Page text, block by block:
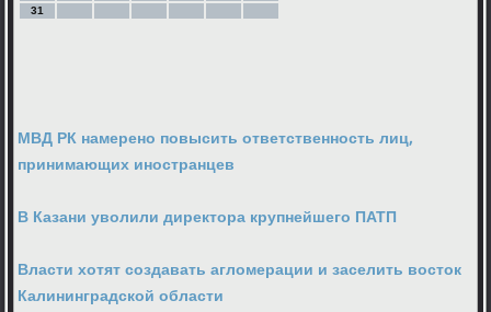
31
МВД РК намерено повысить ответственность лиц,
принимающих иностранцев
В Казани уволили директора крупнейшего ПАТП
Власти хотят создавать агломерации и заселить восток
Калининградской области